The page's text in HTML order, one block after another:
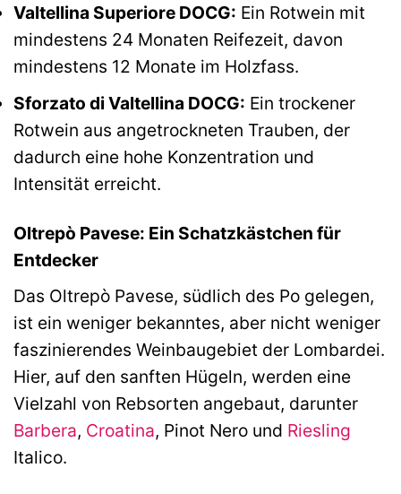
Valtellina Superiore DOCG: Ein Rotwein mit
mindestens 24 Monaten Reifezeit, davon
mindestens 12 Monate im Holzfass.
Sforzato di Valtellina DOCG: Ein trockener
Rotwein aus angetrockneten Trauben, der
dadurch eine hohe Konzentration und
Intensität erreicht.
Oltrepò Pavese: Ein Schatzkästchen für
Entdecker
Das Oltrepò Pavese, südlich des Po gelegen,
ist ein weniger bekanntes, aber nicht weniger
faszinierendes Weinbaugebiet der Lombardei.
Hier, auf den sanften Hügeln, werden eine
Vielzahl von Rebsorten angebaut, darunter
Barbera, Croatina, Pinot Nero und Riesling
Italico.